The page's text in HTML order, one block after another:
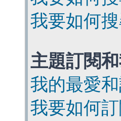
我要如何
主題訂閱
我的最愛
我要如何